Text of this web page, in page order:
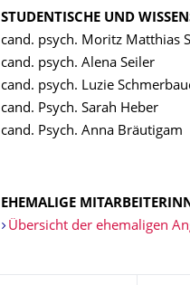
STUDENTISCHE UND
cand. psych. Moritz Matthias
cand. psych. Alena Seiler
cand. psych. Luzie
cand. Psych. Sarah Heber
cand. Psych. Anna Bräutigam
EHEMALIGE
Übersicht der ehemaligen